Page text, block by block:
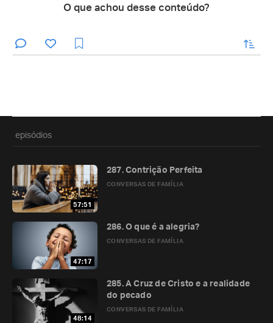
O que achou desse conteúdo?
enviar
episódios
57:51
CONVERSAS DE FAMÍLIA
287. Contrição Perfeita
47:17
CONVERSAS DE FAMÍLIA
286. O que é a alegria?
48:14
CONVERSAS DE FAMÍLIA
285. A Cruz de Cristo e a realidade
do pecado